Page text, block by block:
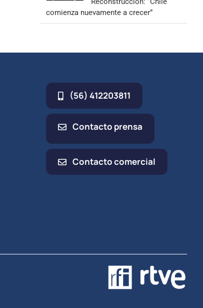
comienza nuevamente a crecer”
(56) 412203811
Contacto prensa
Contacto comercial